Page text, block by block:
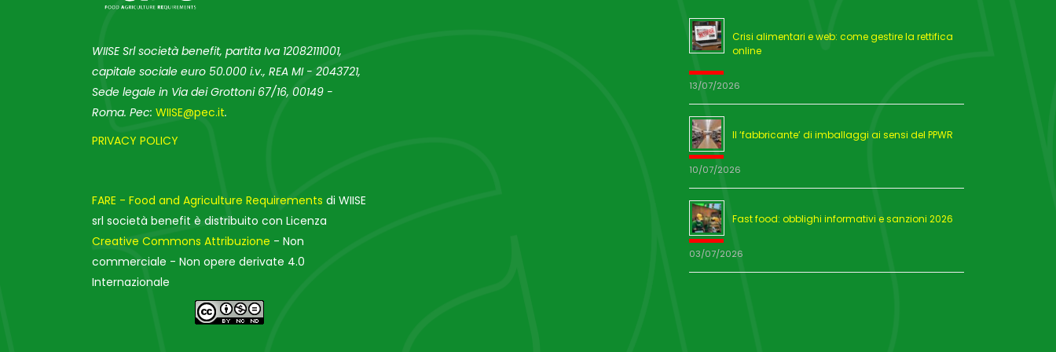
WIISE Srl società benefit, partita Iva 12082111001,
capitale sociale euro 50.000 i.v., REA MI - 2043721,
Sede legale in Via dei Grottoni 67/16, 00149 -
Roma. Pec: WIISE@pec.it.
PRIVACY POLICY
FARE - Food and Agriculture Requirements di WIISE
srl società benefit è distribuito con Licenza
Creative Commons Attribuzione - Non
commerciale - Non opere derivate 4.0
Internazionale
Crisi alimentari e web: come gestire la rettifica
online
13/07/2026
Il ‘fabbricante’ di imballaggi ai sensi del PPWR
10/07/2026
Fast food: obblighi informativi e sanzioni 2026
03/07/2026